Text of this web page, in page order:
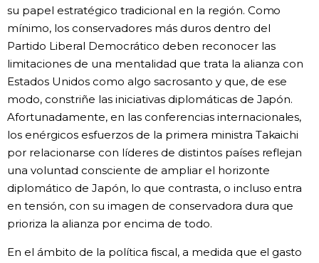
su papel estratégico tradicional en la región. Como
mínimo, los conservadores más duros dentro del
Partido Liberal Democrático deben reconocer las
limitaciones de una mentalidad que trata la alianza con
Estados Unidos como algo sacrosanto y que, de ese
modo, constriñe las iniciativas diplomáticas de Japón.
Afortunadamente, en las conferencias internacionales,
los enérgicos esfuerzos de la primera ministra Takaichi
por relacionarse con líderes de distintos países reflejan
una voluntad consciente de ampliar el horizonte
diplomático de Japón, lo que contrasta, o incluso entra
en tensión, con su imagen de conservadora dura que
prioriza la alianza por encima de todo.
En el ámbito de la política fiscal, a medida que el gasto